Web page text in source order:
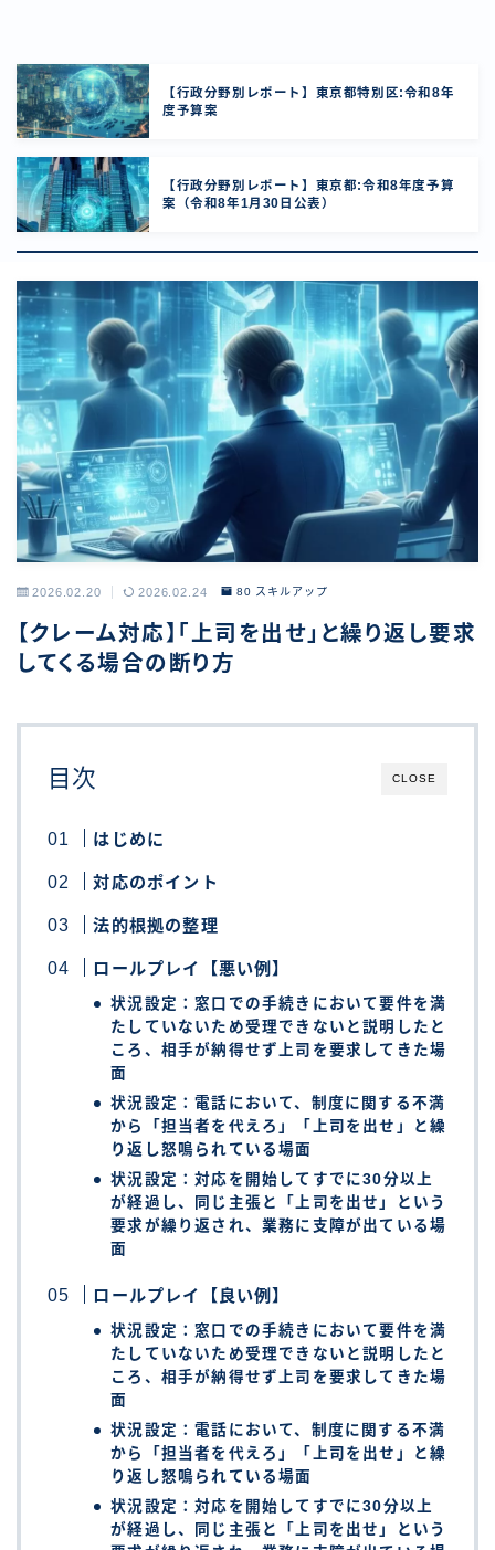
【行政分野別レポート】東京都特別区:令和8年
度予算案
【行政分野別レポート】東京都:令和8年度予算
案（令和8年1月30日公表）
2026.02.20 2026.02.24 80 スキルアップ
【クレーム対応】「上司を出せ」と繰り返し要求
してくる場合の断り方
CLOSE
目次
はじめに
対応のポイント
法的根拠の整理
ロールプレイ【悪い例】
状況設定：窓口での手続きにおいて要件を満
たしていないため受理できないと説明したと
ころ、相手が納得せず上司を要求してきた場
面
状況設定：電話において、制度に関する不満
から「担当者を代えろ」「上司を出せ」と繰
り返し怒鳴られている場面
状況設定：対応を開始してすでに30分以上
が経過し、同じ主張と「上司を出せ」という
要求が繰り返され、業務に支障が出ている場
面
ロールプレイ【良い例】
状況設定：窓口での手続きにおいて要件を満
たしていないため受理できないと説明したと
ころ、相手が納得せず上司を要求してきた場
面
状況設定：電話において、制度に関する不満
から「担当者を代えろ」「上司を出せ」と繰
り返し怒鳴られている場面
状況設定：対応を開始してすでに30分以上
が経過し、同じ主張と「上司を出せ」という